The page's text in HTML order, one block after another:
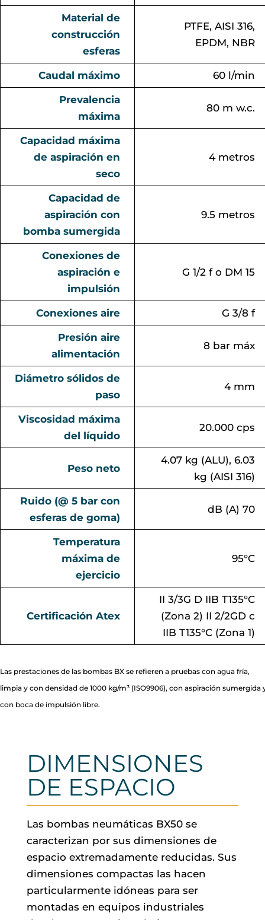
Material de
construcción
esferas
PTFE, AISI 316,
EPDM, NBR
Caudal máximo 60 l/min
Prevalencia
máxima
80 m w.c.
Capacidad máxima
de aspiración en
seco
4 metros
Capacidad de
aspiración con
bomba sumergida
9.5 metros
Conexiones de
aspiración e
impulsión
G 1/2 f o DM 15
Conexiones aire G 3/8 f
Presión aire
alimentación
8 bar máx
Diámetro sólidos de
paso
4 mm
Viscosidad máxima
del líquido
20.000 cps
Peso neto
4.07 kg (ALU), 6.03
kg (AISI 316)
Ruido (@ 5 bar con
esferas de goma)
dB (A) 70
Temperatura
máxima de
ejercicio
95°C
Certificación Atex
II 3/3G D IIB T135°C
(Zona 2) II 2/2GD c
IIB T135°C (Zona 1)
Las prestaciones de las bombas BX se refieren a pruebas con agua fría,
limpia y con densidad de 1000 kg/m³ (ISO9906), con aspiración sumergida
con boca de impulsión libre.
DIMENSIONES
DE ESPACIO
Las bombas neumáticas BX50 se
caracterizan por sus dimensiones de
espacio extremadamente reducidas. Sus
dimensiones compactas las hacen
particularmente idóneas para ser
montadas en equipos industriales